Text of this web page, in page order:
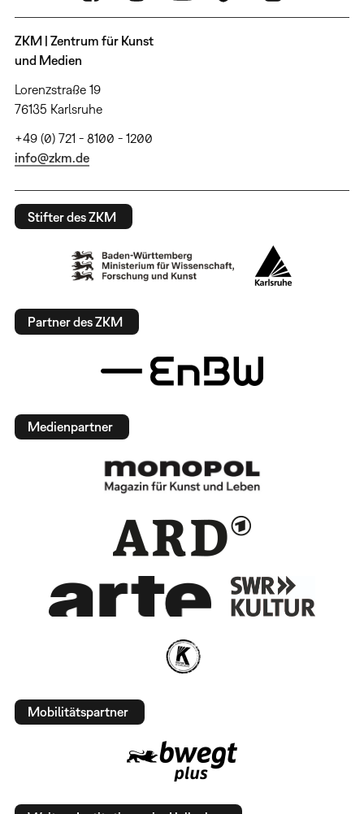
ZKM | Zentrum für Kunst
und Medien
Lorenzstraße 19
76135 Karlsruhe
+49 (0) 721 - 8100 - 1200
info@zkm.de
Stifter des ZKM
Partner des ZKM
Medienpartner
Mobilitätspartner